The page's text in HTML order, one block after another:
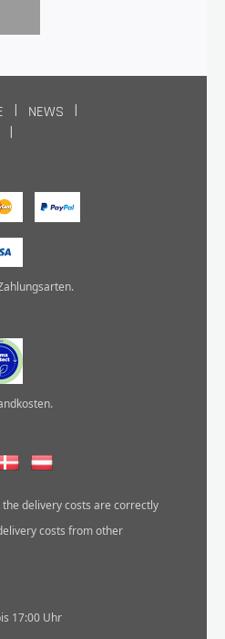
NEWS
.
.
delivery costs are correctly
costs from other
17:00 Uhr